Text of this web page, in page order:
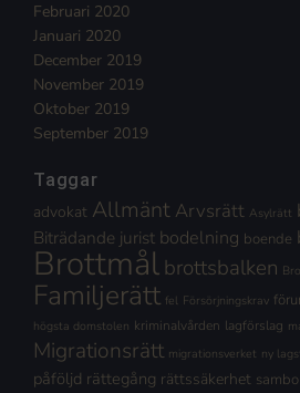
Februari 2020
Januari 2020
December 2019
November 2019
Oktober 2019
September 2019
Taggar
advokat Allmänt Arvsrätt Asylrätt
Biträdande jurist bodelning boende
Brottmålbrottsbalken
Familjerätt fel Försörjningskrav
högsta domstolen kriminalvården lagförslag
Migrationsrätt migrationsverket ny
påföljd rättegång rättssäkerhet sambo